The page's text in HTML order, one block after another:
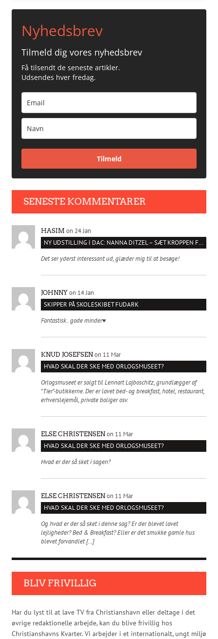
Nyhedsbrev
Tilmeld dig vores nyhedsbrev
Få tilsendt de seneste artikler.
Udsendes hver fredag.
Tilmeld
SENESTE KOMMENTARER
HASIM on 24 Jan
NY UDSTILLING I DAC: NANNA DITZEL – SÆT KROPPEN FRI
Det ser yderst interessant ud, glæder mig til at besøge!
JOHNNY on 14 Jan
SKIPPER PÅ SKOLESKIBET FUDARK
Fantastisk.. gode minder♥️
KNUD JOSEFSEN on 11 Mar
HVAD SKAL DER SKE MED ORLOGSMUSEET?
Orlogsmuseet er solgt til Lennart Lajboschitz, grundlægger af
"Tier"-butikkerne. Der er lavet bed- og breakfast, hotel, restaurant,
erhverslejemål, private boliger osv.
ELSE CHRISTENSEN on 11 Mar
HVAD SKAL DER SKE MED ORLOGSMUSEET?
Hvad er der så sket i sagen?
ELSE CHRISTENSEN on 11 Mar
HVAD SKAL DER SKE MED ORLOGSMUSEET?
Og hvad er der så sket i denne sag? Er der blevet lavet
lejligheder? Bed & Breakfast? Eller er det smukke gamle hus
blevet forvandlet […]
BLIV FRIVILLIG
Har du lyst til at lave TV fra Christianshavn eller deltage i det
øvrige redaktionelle arbejde, kan du blive frivillig hos
Christianshavns Kvarter. Vi arbejder i et internationalt, ungt miljø